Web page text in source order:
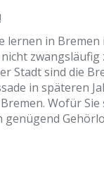
lernen in
zwangsläufig
Stadt sind die
in späteren
Wofür